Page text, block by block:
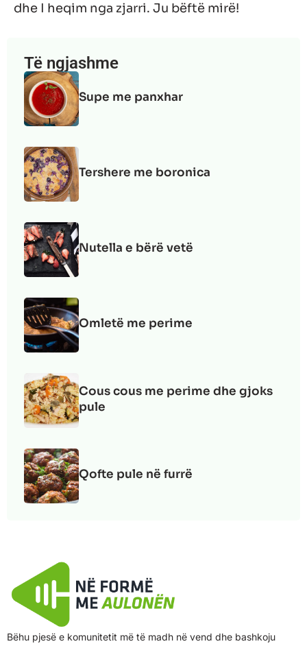
dhe I heqim nga zjarri. Ju bëftë mirë!
Të ngjashme
Supe me panxhar
Tershere me boronica
Nutella e bërë vetë
Omletë me perime
Cous cous me perime dhe gjoks
pule
Qofte pule në furrë
Bëhu pjesë e komunitetit më të madh në vend dhe bashkoju